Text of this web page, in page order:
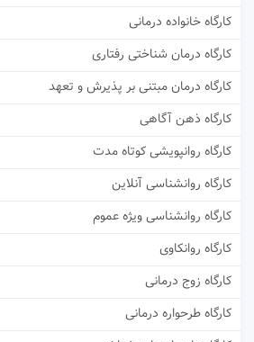
کارگاه خانواده درمانی
کارگاه درمان شناختی رفتاری
کارگاه درمان مبتنی بر پذیرش و تعهد
کارگاه ذهن آگاهی
کارگاه روانپویشی کوتاه مدت
کارگاه روانشناسی آنلاین
کارگاه روانشناسی ویژه عموم
کارگاه روانکاوی
کارگاه زوج درمانی
کارگاه طرحواره درمانی